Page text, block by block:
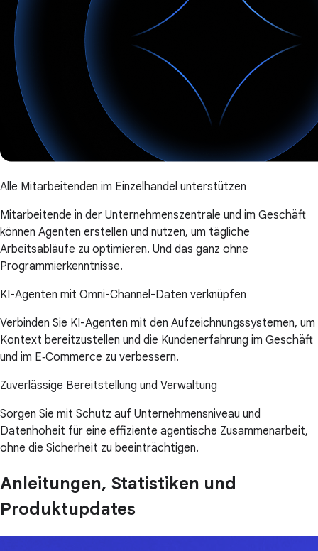
Alle Mitarbeitenden im Einzelhandel unterstützen
Mitarbeitende in der Unternehmenszentrale und im Geschäft
können Agenten erstellen und nutzen, um tägliche
Arbeitsabläufe zu optimieren. Und das ganz ohne
Programmierkenntnisse.
KI-Agenten mit Omni-Channel-Daten verknüpfen
Verbinden Sie KI-Agenten mit den Aufzeichnungssystemen, um
Kontext bereitzustellen und die Kundenerfahrung im Geschäft
und im E‑Commerce zu verbessern.
Zuverlässige Bereitstellung und Verwaltung
Sorgen Sie mit Schutz auf Unternehmensniveau und
Datenhoheit für eine effiziente agentische Zusammenarbeit,
ohne die Sicherheit zu beeinträchtigen.
Anleitungen, Statistiken und
Produktupdates